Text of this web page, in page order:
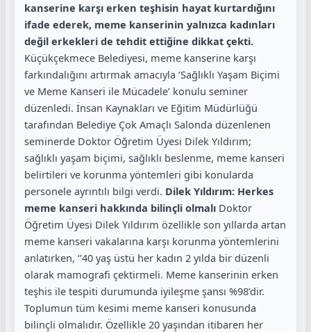
kanserine karşı erken teşhisin hayat kurtardığını
ifade ederek, meme kanserinin yalnızca kadınları
değil erkekleri de tehdit ettiğine dikkat çekti.
Küçükçekmece Belediyesi, meme kanserine karşı
farkındalığını artırmak amacıyla ‘Sağlıklı Yaşam Biçimi
ve Meme Kanseri ile Mücadele’ konulu seminer
düzenledi. İnsan Kaynakları ve Eğitim Müdürlüğü
tarafından Belediye Çok Amaçlı Salonda düzenlenen
seminerde Doktor Öğretim Üyesi Dilek Yıldırım;
sağlıklı yaşam biçimi, sağlıklı beslenme, meme kanseri
belirtileri ve korunma yöntemleri gibi konularda
personele ayrıntılı bilgi verdi. Dilek Yıldırım: Herkes
meme kanseri hakkında bilinçli olmalı Doktor
Öğretim Üyesi Dilek Yıldırım özellikle son yıllarda artan
meme kanseri vakalarına karşı korunma yöntemlerini
anlatırken, ‘’40 yaş üstü her kadın 2 yılda bir düzenli
olarak mamografi çektirmeli. Meme kanserinin erken
teşhis ile tespiti durumunda iyileşme şansı %98’dir.
Toplumun tüm kesimi meme kanseri konusunda
bilinçli olmalıdır. Özellikle 20 yaşından itibaren her